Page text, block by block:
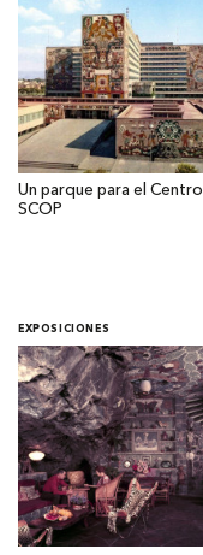
Un parque para el Centro
SCOP
EXPOSICIONES